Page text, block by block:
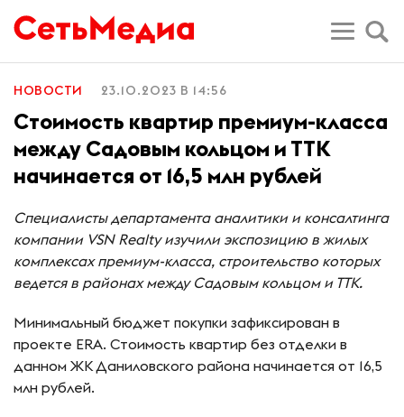
НОВОСТИ 23.10.2023 В 14:56
Cтоимость квартир премиум-класса
между Садовым кольцом и ТТК
начинается от 16,5 млн рублей
Специалисты департамента аналитики и консалтинга
компании VSN Realty изучили экспозицию в жилых
комплексах премиум-класса, строительство которых
ведется в районах между Садовым кольцом и ТТК.
Минимальный бюджет покупки зафиксирован в
проекте ERA. Стоимость квартир без отделки в
данном ЖК Даниловского района начинается от 16,5
млн рублей.